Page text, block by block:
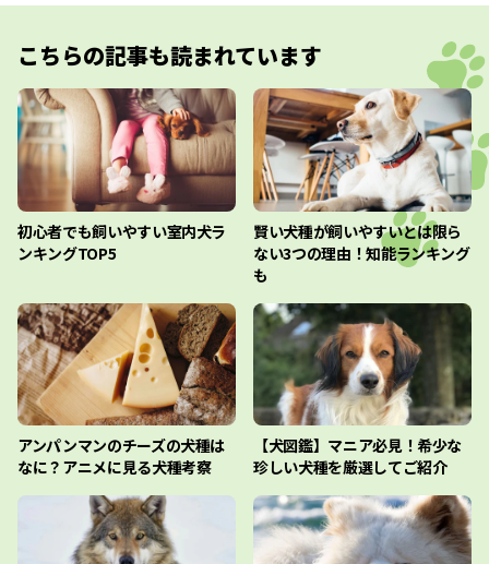
こちらの記事も読まれています
初心者でも飼いやすい室内犬ラ
ンキングTOP5
賢い犬種が飼いやすいとは限ら
ない3つの理由！知能ランキング
も
アンパンマンのチーズの犬種は
なに？アニメに見る犬種考察
【犬図鑑】マニア必見！希少な
珍しい犬種を厳選してご紹介